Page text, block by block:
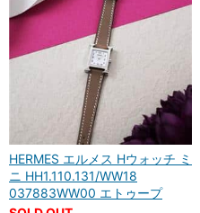
HERMES エルメス Hウォッチ ミ
ニ HH1.110.131/WW18
037883WW00 エトゥープ